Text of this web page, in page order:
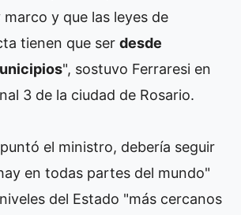
marco y que las leyes de
tienen que ser desde
", sostuvo Ferraresi en
3 de la ciudad de Rosario.
el ministro, debería seguir
en todas partes del mundo"
del Estado "más cercanos